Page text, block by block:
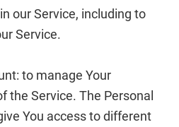
our Service, including to
Service.
to manage Your
the Service. The Personal
You access to different